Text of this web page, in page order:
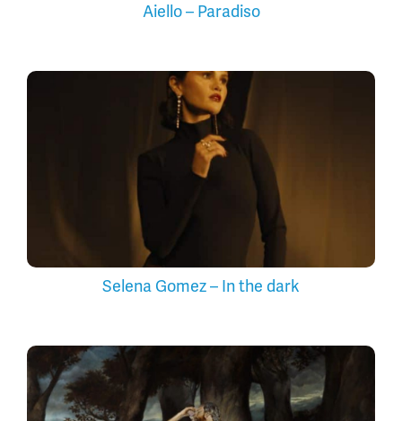
Aiello – Paradiso
Selena Gomez – In the dark